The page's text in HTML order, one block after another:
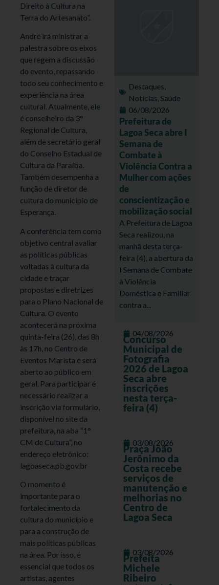
Direito à Cultura na
Terra do Artesanato”.
André irá ministrar a
palestra sobre os eixos
que regem a discussão
do evento, repassando
todo seu conhecimento e
experiência na área
cultural. Atualmente, ele
é conselheiro da 3°
Regional de Cultura,
além de secretário geral
do Conselho Estadual de
Cultura da Paraíba.
Também desempenha a
função de diretor de
cultura do município de
Esperança.
A conferência tem como
objetivo central avaliar
as políticas públicas
voltadas à cultura da
cidade e traçar
propostas e diretrizes
para o Plano Nacional de
Cultura. O evento
acontecerá na próxima
quinta-feira (26), das 8h
às 17h, no Centro de
Eventos Marista e será
aberto ao público em
geral. Para participar é
necessário realizar a
inscrição via formulário,
disponível no site da
prefeitura, na aba “1°
CM de Cultura”, no
endereço eletrônico:
lagoaseca.pb.gov.br
O momento é
importante para o
fortalecimento da
cultura do município e
para a construção de
mais políticas públicas
na área. Por isso, é
essencial que todos os
artistas, agentes
Destaques,
Notícias,Saúde
06/08/2026
Prefeitura de
Lagoa Seca abre I
Semana de
Combate à
Violência Contra a
Mulher com ações
de
conscientização e
mobilização social
A Prefeitura de Lagoa
Seca realizou, na
manhã desta terça-
feira (4), a abertura da
I Semana de Combate
à Violência
Doméstica e Familiar
contra a...
04/08/2026
Concurso
Municipal de
Fotografia
2026 de Lagoa
Seca abre
inscrições
nesta terça-
feira (4)
03/08/2026
Praça João
Jerônimo da
Costa recebe
serviços de
manutenção e
melhorias no
Centro de
Lagoa Seca
03/08/2026
Prefeita
Michele
Ribeiro